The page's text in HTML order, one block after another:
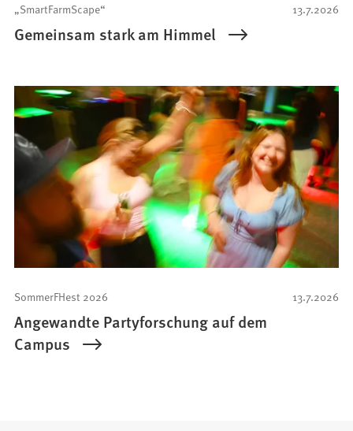
13.7.2026
„SmartFarmScape“
Gemeinsam stark am Himmel
13.7.2026
SommerFHest 2026
Angewandte Partyforschung auf dem
Campus